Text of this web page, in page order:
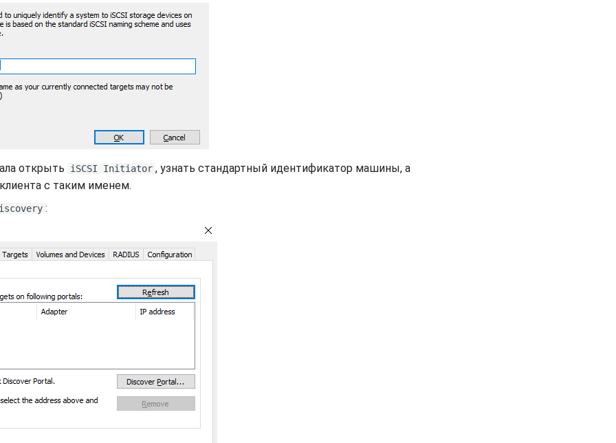
открыть iSCSI Initiator , узнать стандартный идентификатор машины, а
с таким именем.
: